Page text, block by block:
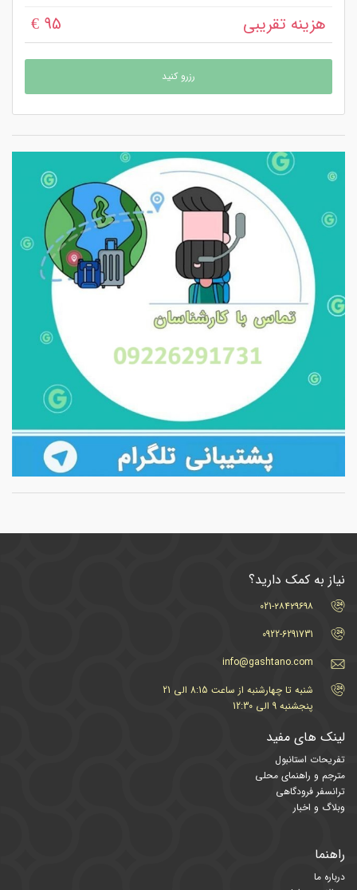
هزینه تقریبی 95 €
رزرو کنید
نیاز به کمک دارید؟
021-۲۸۴۲۹۶۹۸
0922-6291731
info@gashtano.com
شنبه تا چهارشنبه از ساعت 8:15 الی 21
پنجشنبه 9 الی 12:30
لینک های مفید
تفریحات استانبول
مترجم و راهنمای محلی
ترانسفر فرودگاهی
وبلاگ و اخبار
راهنما
درباره ما